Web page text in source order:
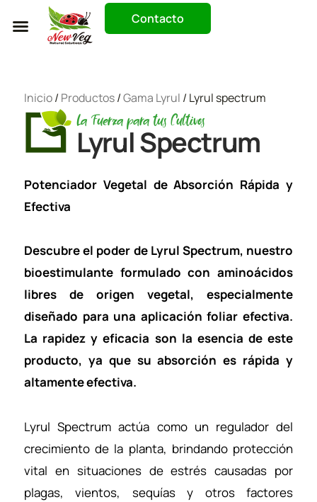
Contacto
Inicio/ Productos/Gama Lyrul / Lyrul spectrum
La Fuerza para tus Cultivos
Lyrul Spectrum
Potenciador Vegetal de Absorción Rápida y
Efectiva
Descubre el poder de Lyrul Spectrum, nuestro
bioestimulante formulado con aminoácidos
libres de origen vegetal, especialmente
diseñado para una aplicación foliar efectiva.
La rapidez y eficacia son la esencia de este
producto, ya que su absorción es rápida y
altamente efectiva.
Lyrul Spectrum actúa como un regulador del
crecimiento de la planta, brindando protección
vital en situaciones de estrés causadas por
plagas, vientos, sequías y otros factores